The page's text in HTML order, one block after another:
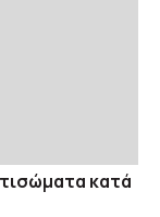
κατά